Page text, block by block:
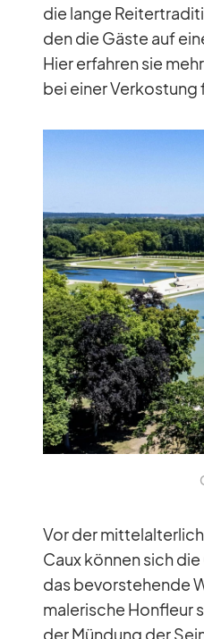
die lange
den die Gäste auf
Hier er­fah­ren sie
bei ei­ner
Vor der
Caux kön­nen sich
das be­vor­ste­hende
ma­le­ri­sche Hon­fleur
der Mün­dung der